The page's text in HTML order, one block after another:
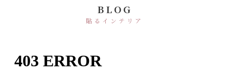
BLOG
貼るインテリア